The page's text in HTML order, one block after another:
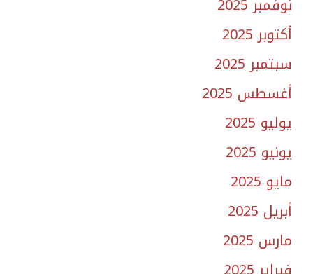
أكتوبر 2025
سبتمبر 2025
أغسطس 2025
يوليو 2025
يونيو 2025
مايو 2025
أبريل 2025
مارس 2025